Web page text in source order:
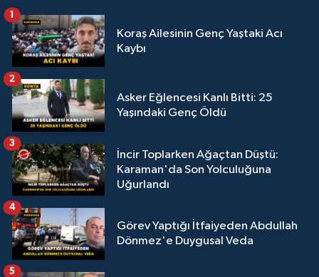
Koraş Ailesinin Genç Yaştaki Acı
Kaybı
1
Asker Eğlencesi Kanlı Bitti: 25
Yaşındaki Genç Öldü
2
İncir Toplarken Ağaçtan Düştü:
Karaman'da Son Yolculuğuna
Uğurlandı
3
Görev Yaptığı İtfaiyeden Abdullah
Dönmez'e Duygusal Veda
4
5